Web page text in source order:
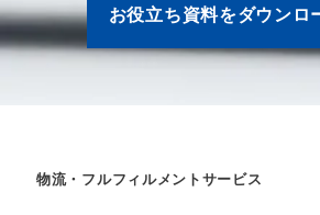
お役立ち資料をダウンロ
物流・フルフィルメントサービス